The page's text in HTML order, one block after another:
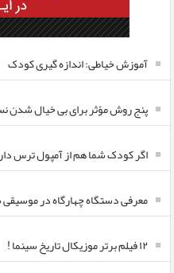
آموزش خیاطی: اندازه گیری کودک
پنج روش مؤثر برای بی خیال
اگر کودک شما هم از آمپول ترس
معرفی دستگاه چهارگاه در موسیقی
۱۲ فیلم برتر موزیکال تاریخ سینما !